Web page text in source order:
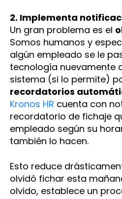
2. Implementa
Un gran problema es el
Somos humanos y
algún empleado se le
tecnología nuevamente
sistema (si lo permite)
recordatorios
Kronos HR cuenta con
recordatorio de fichaje
empleado según su
también lo hacen.
Esto reduce
olvidó fichar esta
olvido, establece un